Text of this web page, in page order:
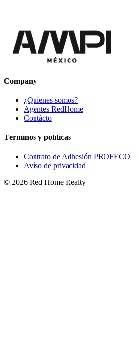
Company
¿Quienes somos?
Agentes RedHome
Contácto
Términos y políticas
Contrato de Adhesión PROFECO
Avíso de privacidad
© 2026 Red Home Realty